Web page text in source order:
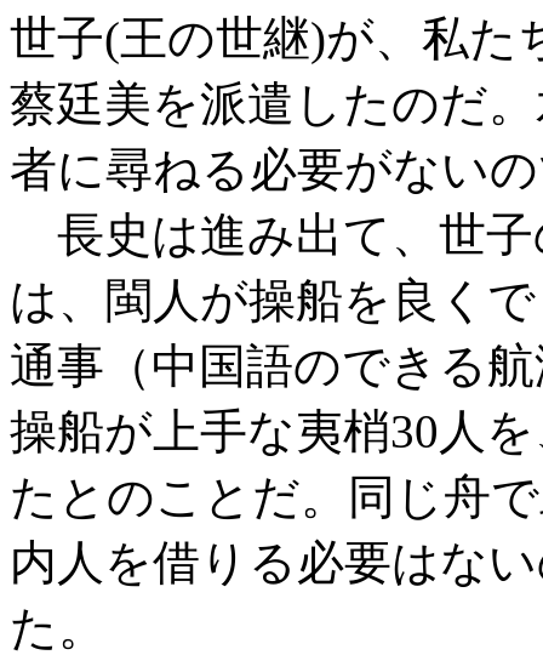
世子(王の世継)が、私た
蔡廷美を派遣したのだ
者に尋ねる必要がない
長史は進み出て、世
は、閩人が操船を良く
通事（中国語のできる
操船が上手な夷梢30人
たとのことだ。同じ舟
内人を借りる必要はな
た。